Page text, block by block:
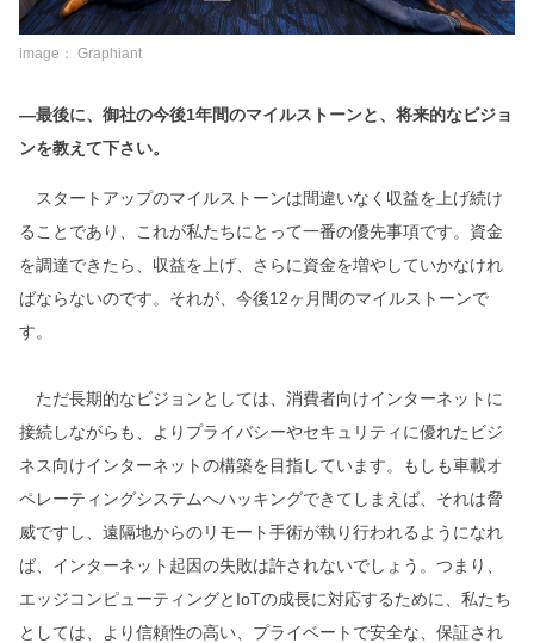
image： Graphiant
―最後に、御社の今後1年間のマイルストーンと、将来的なビジョ
ンを教えて下さい。
スタートアップのマイルストーンは間違いなく収益を上げ続け
ることであり、これが私たちにとって一番の優先事項です。資金
を調達できたら、収益を上げ、さらに資金を増やしていかなけれ
ばならないのです。それが、今後12ヶ月間のマイルストーンで
す。
ただ長期的なビジョンとしては、消費者向けインターネットに
接続しながらも、よりプライバシーやセキュリティに優れたビジ
ネス向けインターネットの構築を目指しています。もしも車載オ
ペレーティングシステムへハッキングできてしまえば、それは脅
威ですし、遠隔地からのリモート手術が執り行われるようになれ
ば、インターネット起因の失敗は許されないでしょう。つまり、
エッジコンピューティングとIoTの成長に対応するために、私たち
としては、より信頼性の高い、プライベートで安全な、保証され